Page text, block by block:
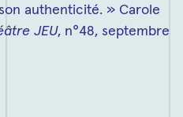
authenticité. » Carole
JEU, n°48, septembre